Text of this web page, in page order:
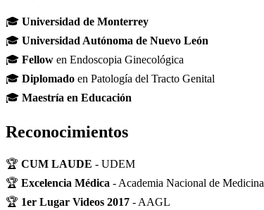
🎓 Universidad de Monterrey
🎓 Universidad Autónoma de Nuevo León
🎓 Fellow en Endoscopia Ginecológica
🎓 Diplomado en Patología del Tracto Genital
🎓 Maestría en Educación
Reconocimientos
🏆 CUM LAUDE - UDEM
🏆 Excelencia Médica - Academia Nacional de Medicina
🏆 1er Lugar Videos 2017 - AAGL